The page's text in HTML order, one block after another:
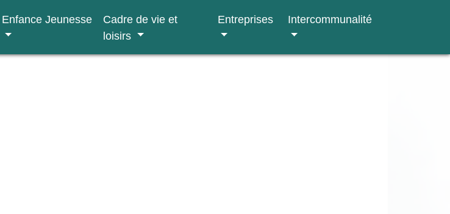
Enfance Jeunesse
Cadre de vie et
loisirs
Entreprises Intercommunalité